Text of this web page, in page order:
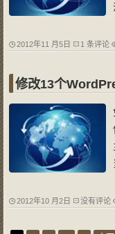
2012年11 月5日 1 条评论
修改13个
2012年10 月2日 没有评论